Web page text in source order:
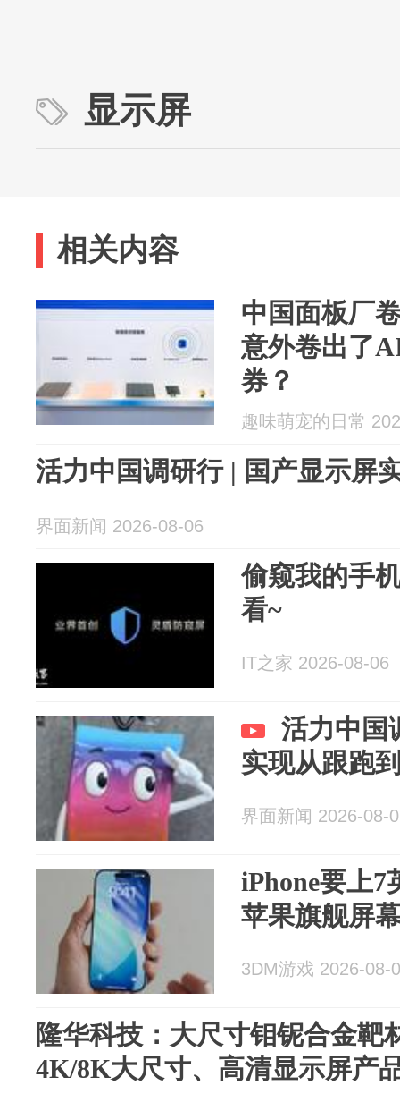
显示屏
相关内容
中国面板厂
意外卷出了
券？
趣味萌宠的日常
活力中国调研行 | 国产显示屏
界面新闻 2026-08-06
偷窥我的手
看~
IT之家 2026-08-06
活力中国
实现从跟跑
界面新闻 2026-08-
iPhone要上7
苹果旗舰屏
3DM游戏 2026-08-
隆华科技：大尺寸钼铌合金靶
4K/8K大尺寸、高清显示屏产